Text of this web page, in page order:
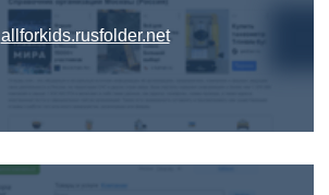
allforkids.rusfolder.net